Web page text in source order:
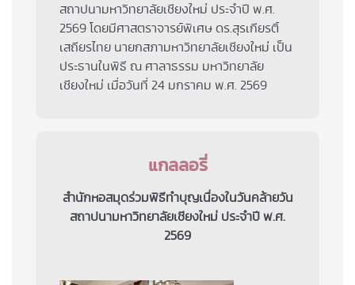
สถาปนามหาวิทยาลัยเชียงใหม่ ประจำปี พ.ศ.
2569 โดยมีศาสตราจารย์พิเศษ ดร.สุรเกียรติ์
เสถียรไทย นายกสภามหาวิทยาลัยเชียงใหม่ เป็น
ประธานในพิธี ณ ศาลาธรรม มหาวิทยาลัย
เชียงใหม่ เมื่อวันที่ 24 มกราคม พ.ศ. 2569
แกลลอรี่
สำนักหอสมุดร่วมพิธีทำบุญเนื่องในวันคล้ายวัน
สถาปนามหาวิทยาลัยเชียงใหม่ ประจำปี พ.ศ.
2569